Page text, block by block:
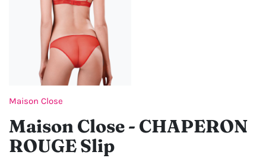
Maison Close
Maison Close - CHAPERON
ROUGE Slip